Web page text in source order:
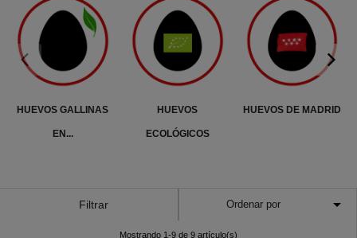
HUEVOS GALLINAS
EN...
HUEVOS
ECOLÓGICOS
HUEVOS DE MADRID
Filtrar Ordenar por 
Mostrando 1-9 de 9 artículo(s)